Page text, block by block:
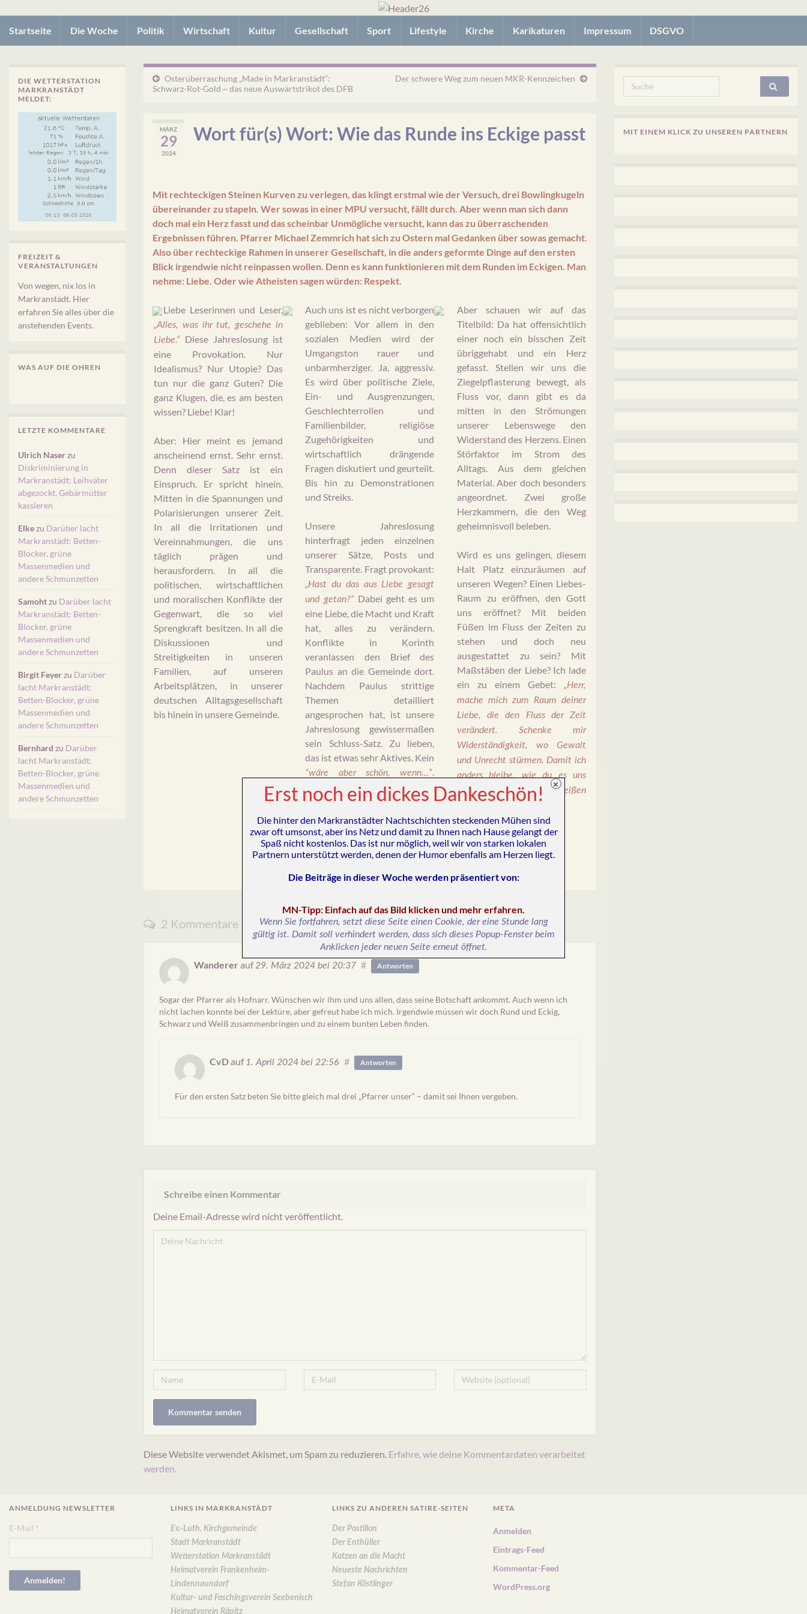
Startseite Die Woche Politik Wirtschaft Kultur Gesellschaft Sport Lifestyle Kirche Karikaturen Impressum DSGVO
Osterüberraschung „Made in Markranstädt“:
Schwarz-Rot-Gold ~ das neue Auswärtstrikot des DFB
Der schwere Weg zum neuen MKR-Kennzeichen
MÄRZ
29
2024
Wort für(s) Wort: Wie das Runde ins Eckige passt
Mit rechteckigen Steinen Kurven zu verlegen, das klingt erstmal wie der Versuch, drei Bowlingkugeln
übereinander zu stapeln. Wer sowas in einer MPU versucht, fällt durch. Aber wenn man sich dann
doch mal ein Herz fasst und das scheinbar Unmögliche versucht, kann das zu überraschenden
Ergebnissen führen. Pfarrer Michael Zemmrich hat sich zu Ostern mal Gedanken über sowas gemacht.
Also über rechteckige Rahmen in unserer Gesellschaft, in die anders geformte Dinge auf den ersten
Blick irgendwie nicht reinpassen wollen. Denn es kann funktionieren mit dem Runden im Eckigen. Man
nehme: Liebe. Oder wie Atheisten sagen würden: Respekt.
Liebe Leserinnen und Leser,
„Alles, was ihr tut, geschehe in
Liebe.“
Diese Jahreslosung ist
eine Provokation. Nur
Idealismus? Nur Utopie? Das
tun nur die ganz Guten? Die
ganz Klugen, die, es am besten
wissen? Liebe! Klar!
Aber: Hier meint es jemand
anscheinend ernst. Sehr ernst.
Denn dieser Satz ist ein
Einspruch. Er spricht hinein.
Mitten in die Spannungen und
Polarisierungen unserer Zeit.
In all die Irritationen und
Vereinnahmungen, die uns
täglich prägen und
herausfordern. In all die
politischen, wirtschaftlichen
und moralischen Konflikte der
Gegenwart, die so viel
Sprengkraft besitzen. In all die
Diskussionen und
Streitigkeiten in unseren
Familien, auf unseren
Arbeitsplätzen, in unserer
deutschen Alltagsgesellschaft
bis hinein in unsere Gemeinde.
Auch uns ist es nicht verborgen
geblieben: Vor allem in den
sozialen Medien wird der
Umgangston rauer und
unbarmherziger. Ja, aggressiv.
Es wird über politische Ziele,
Ein- und Ausgrenzungen,
Geschlechterrollen und
Familienbilder, religiöse
Zugehörigkeiten und
wirtschaftlich drängende
Fragen diskutiert und geurteilt.
Bis hin zu Demonstrationen
und Streiks.
Unsere Jahreslosung
hinterfragt jeden einzelnen
unserer Sätze, Posts und
Transparente. Fragt provokant:
„Hast du das aus Liebe gesagt
und getan?“ Dabei geht es um
eine Liebe, die Macht und Kraft
hat, alles zu verändern.
Konflikte in Korinth
veranlassen den Brief des
Paulus an die Gemeinde dort.
Nachdem Paulus strittige
Themen detailliert
angesprochen hat, ist unsere
Jahreslosung gewissermaßen
sein Schluss-Satz. Zu lieben,
das ist etwas sehr Aktives. Kein
“wäre aber schön, wenn…”.
Sondern eine innere Haltung, in
der alles geschieht. Deshalb
Straßenkunst. Im wahrsten
Sinn des Wortes. Kurven lassen
sich ja nicht so leicht verlegen
mit rechteckigen
Straßensteinen.
Aber schauen wir auf das
Titelbild: Da hat offensichtlich
einer noch ein bisschen Zeit
übriggehabt und ein Herz
gefasst. Stellen wir uns die
Ziegelpflasterung bewegt, als
Fluss vor, dann gibt es da
mitten in den Strömungen
unserer Lebenswege den
Widerstand des Herzens. Einen
Störfaktor im Strom des
Alltags. Aus dem gleichen
Material. Aber doch besonders
angeordnet. Zwei große
Herzkammern, die den Weg
geheimnisvoll beleben.
Wird es uns gelingen, diesem
Halt Platz einzuräumen auf
unseren Wegen? Einen Liebes-
Raum zu eröffnen, den Gott
uns eröffnet? Mit beiden
Füßen im Fluss der Zeiten zu
stehen und doch neu
ausgestattet zu sein? Mit
Maßstäben der Liebe? Ich lade
ein zu einem Gebet:„Herr,
mache mich zum Raum deiner
Liebe, die den Fluss der Zeit
verändert. Schenke mir
Widerständigkeit, wo Gewalt
und Unrecht stürmen. Damit ich
anders bleibe, wie du es uns
durch deinen Geist verheißen
2 Kommentare
Wanderer auf29. März 2024 bei 20:37 # Antworten
Sogar der Pfarrer als Hofnarr. Wünschen wir ihm und uns allen, dass seine Botschaft ankommt. Auch wenn ich
nicht lachen konnte bei der Lektüre, aber gefreut habe ich mich. Irgendwie müssen wir doch Rund und Eckig,
Schwarz und Weiß zusammenbringen und zu einem bunten Leben finden.
CvDauf 1. April 2024 bei 22:56 # Antworten
Für den ersten Satz beten Sie bitte gleich mal drei „Pfarrer unser“ – damit sei Ihnen vergeben.
Schreibe einen Kommentar
Deine Email-Adresse wird nicht veröffentlicht.
Diese Website verwendet Akismet, um Spam zu reduzieren. Erfahre, wie deine Kommentardaten verarbeitet
werden.
DIE WETTERSTATION
MARKRANSTÄDT
MELDET:
FREIZEIT &
VERANSTALTUNGEN
Von wegen, nix los in
Markranstädt. Hier
erfahren Sie alles über die
anstehenden Events.
WAS AUF DIE OHREN
LETZTE KOMMENTARE
Ulrich Naserzu
Diskriminierung in
Markranstädt: Leihväter
abgezockt, Gebärmütter
kassieren
Elkezu Darüber lacht
Markranstädt: Betten-
Blocker, grüne
Massenmedien und
andere Schmunzetten
Samohtzu Darüber lacht
Markranstädt: Betten-
Blocker, grüne
Massenmedien und
andere Schmunzetten
Birgit Feyerzu Darüber
lacht Markranstädt:
Betten-Blocker, grüne
Massenmedien und
andere Schmunzetten
Bernhard zu Darüber
lacht Markranstädt:
Betten-Blocker, grüne
Massenmedien und
andere Schmunzetten
Search for:
MIT EINEM KLICK ZU UNSEREN PARTNERN
ANMELDUNG NEWSLETTER
E-Mail *
LINKS IN MARKRANSTÄDT
Ev.-Luth. Kirchgemeinde
Stadt Markranstädt
Wetterstation Markranstädt
Heimatverein Frankenheim-
Lindennaundorf
Kultur- und Faschingsverein Seebenisch
Heimatverein Räpitz
LINKS ZU ANDEREN SATIRE-SEITEN
Der Postillon
Der Enthüller
Katzen an die Macht
Neueste Nachrichten
Stefan Köstlinger
META
Anmelden
Eintrags-Feed
Kommentar-Feed
WordPress.org
Erst noch ein dickes Dankeschön!
Die hinter den Markranstädter Nachtschichten steckenden Mühen sind
zwar oft umsonst, aber ins Netz und damit zu Ihnen nach Hause gelangt der
Spaß nicht kostenlos. Das ist nur möglich, weil wir von starken lokalen
Partnern unterstützt werden, denen der Humor ebenfalls am Herzen liegt.
Die Beiträge in dieser Woche werden präsentiert von:
MN-Tipp: Einfach auf das Bild klicken und mehr erfahren.
Wenn Sie fortfahren, setzt diese Seite einen Cookie, der eine Stunde lang
gültig ist. Damit soll verhindert werden, dass sich dieses Popup-Fenster beim
Anklicken jeder neuen Seite erneut öffnet.
×